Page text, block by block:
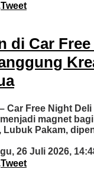
Tweet
di Car
Car Free Night
magnet
Pakam,
26 Juli 2026,
Tweet